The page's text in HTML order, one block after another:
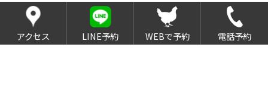
アクセス LINE予約 WEBで予約 電話予約